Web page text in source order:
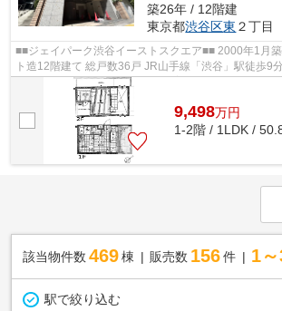
築26年 / 12階建
東京都渋谷区東 ２丁目
■■ジェイパーク渋谷イーストスクエア■■ 2000年1月築 鉄骨鉄筋コンクリー
ト造12階建て 総戸数36戸 JR山手線「渋谷」駅徒歩9分 東京メトロ日比谷線
「恵比寿」駅徒歩12分 ペット飼育可...
9,498万円
1-2階 / 1LDK /
該当物件数 469棟 販売数 156 件 1
駅で絞り込む